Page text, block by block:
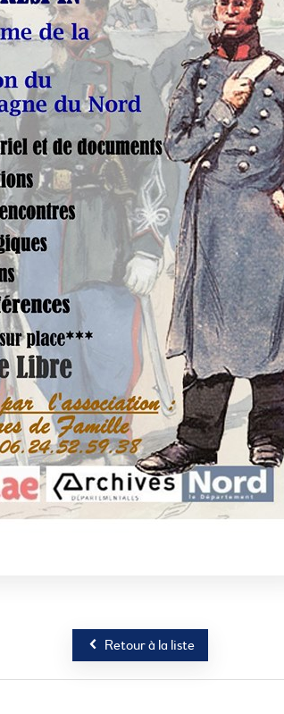
Retour à la liste